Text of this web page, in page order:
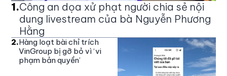
1.Công an dọa xử phạt người chia sẻ nội
dung livestream của bà Nguyễn Phương
Hằng
2.Hàng loạt bài chỉ trích
VinGroup bị gỡ bỏ vì ‘vi
phạm bản quyền’